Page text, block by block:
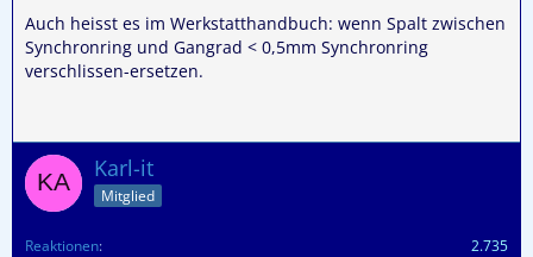
Auch heisst es im Werkstatthandbuch: wenn Spalt zwischen
Synchronring und Gangrad < 0,5mm Synchronring
verschlissen-ersetzen.
Karl-it
Mitglied
Reaktionen 2.735